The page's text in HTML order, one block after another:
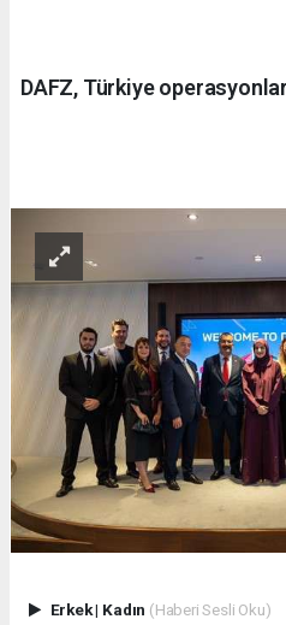
DAFZ, Türkiye
Erkek| Kadın (Haberi Sesli Oku)